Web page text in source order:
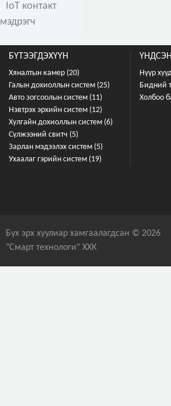
IoT контакт
мэдрэгч
БҮТЭЭГДЭХҮҮН
Хяналтын камер (20)
Галын дохиоллын систем (25)
Авто зогсоолын систем (11)
Нэвтрэх эрхийн систем (12)
Хулгайн дохиоллын систем (6)
Сүлжээний свитч (5)
Зарлан мэдээлэх систем (5)
Ухаалаг гэрийн систем (19)
Нүүр
Бидний
Холбоо
Бүх эрх хуулиар хамгаалагдсан © 2026
"Смарт технологи" ХХК